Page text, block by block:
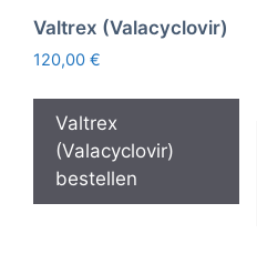
Valtrex (Valacyclovir)
120,00 €
Valtrex
(Valacyclovir)
bestellen